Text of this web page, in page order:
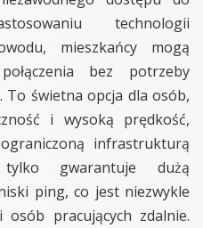
technologii
mieszkańcy mogą
bez potrzeby
To świetna opcja dla osób,
i wysoką prędkość,
infrastrukturą
gwarantuje dużą
ping, co jest niezwykle
pracujących zdalnie.